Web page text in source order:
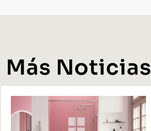
Más Noticias